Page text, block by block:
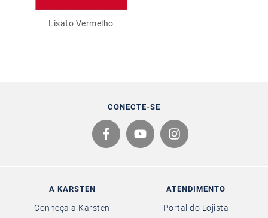
Lisato Vermelho
CONECTE-SE
A KARSTEN
Conheça a Karsten
ATENDIMENTO
Portal do Lojista